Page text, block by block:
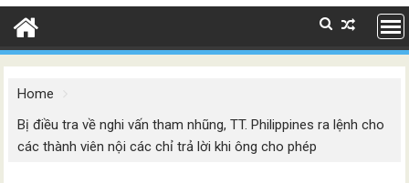
Home
Bị điều tra về nghi vấn tham nhũng, TT. Philippines ra lệnh cho
các thành viên nội các chỉ trả lời khi ông cho phép